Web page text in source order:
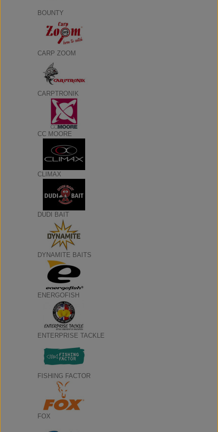
BOUNTY
CARP ZOOM
CARPTRONIK
CC MOORE
CLIMAX
DUDI BAIT
DYNAMITE BAITS
ENERGOFISH
ENTERPRISE TACKLE
FISHING FACTOR
FOX